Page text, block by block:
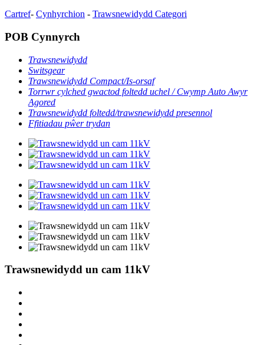
Cartref- Cynhyrchion - Trawsnewidydd Categori
POB Cynnyrch
Trawsnewidydd
Switsgear
Trawsnewidydd Compact/Is-orsaf
Torrwr cylched gwactod foltedd uchel / Cwymp Auto Awyr
Agored
Trawsnewidydd foltedd/trawsnewidydd presennol
Ffitiadau pŵer trydan
Trawsnewidydd un cam 11kV